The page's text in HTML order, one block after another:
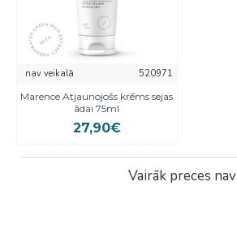
nav veikalā
520971
Marence Atjaunojošs krēms sejas
ādai 75ml
27,90€
Vairāk preces nav